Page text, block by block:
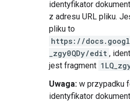
identyfikator
z adresu URL pliku.
pliku to
https://
_zgy0QDy/edit ,
jest fragment
Uwaga: w przypadku
identyfikator